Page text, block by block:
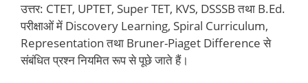
उत्तर: CTET, UPTET, Super TET, KVS, DSSSB तथा B.Ed.
परीक्षाओं में Discovery Learning, Spiral Curriculum,
Representation तथा Bruner-Piaget Difference से
संबंधित प्रश्न नियमित रूप से पूछे जाते हैं।